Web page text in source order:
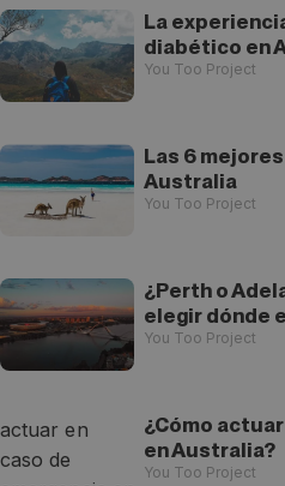
La
diabético en
You Too Project
Las 6
Australia
You Too Project
¿Perth o
elegir dónde
You Too Project
¿Cómo
en Australia?
You Too Project